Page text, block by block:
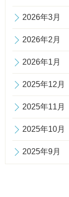
2026年3月
2026年2月
2026年1月
2025年12月
2025年11月
2025年10月
2025年9月